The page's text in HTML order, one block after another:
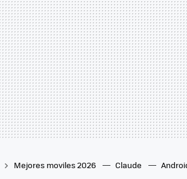
Mejores moviles 2026 Claude